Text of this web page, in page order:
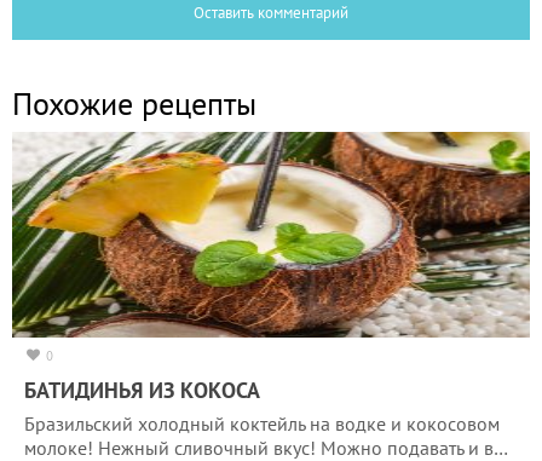
Оставить комментарий
Похожие рецепты
0
БАТИДИНЬЯ ИЗ КОКОСА
Бразильский холодный коктейль на водке и кокосовом
молоке! Нежный сливочный вкус! Можно подавать и в…